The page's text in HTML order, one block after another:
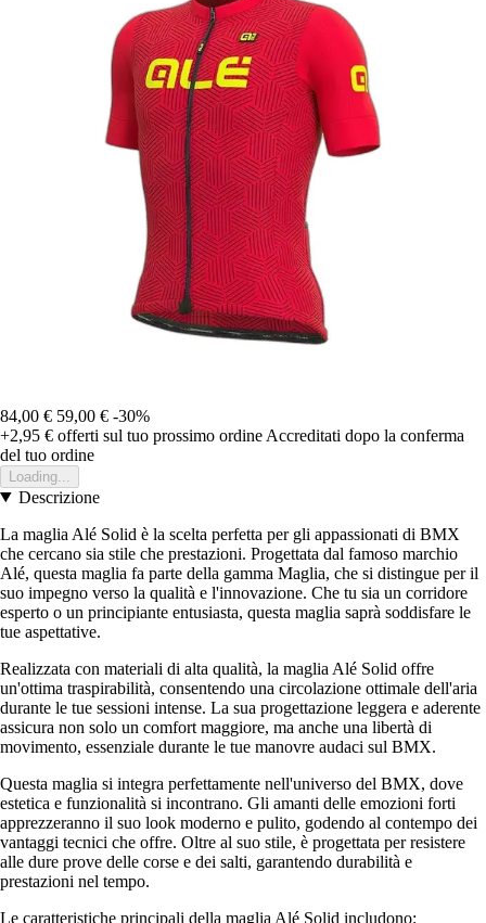
84,00 € 59,00 € -30%
+2,95 € offerti sul tuo prossimo ordine Accreditati dopo la conferma
del tuo ordine
Loading...
Descrizione
La maglia Alé Solid è la scelta perfetta per gli appassionati di BMX
che cercano sia stile che prestazioni. Progettata dal famoso marchio
Alé, questa maglia fa parte della gamma Maglia, che si distingue per il
suo impegno verso la qualità e l'innovazione. Che tu sia un corridore
esperto o un principiante entusiasta, questa maglia saprà soddisfare le
tue aspettative.
Realizzata con materiali di alta qualità, la maglia Alé Solid offre
un'ottima traspirabilità, consentendo una circolazione ottimale dell'aria
durante le tue sessioni intense. La sua progettazione leggera e aderente
assicura non solo un comfort maggiore, ma anche una libertà di
movimento, essenziale durante le tue manovre audaci sul BMX.
Questa maglia si integra perfettamente nell'universo del BMX, dove
estetica e funzionalità si incontrano. Gli amanti delle emozioni forti
apprezzeranno il suo look moderno e pulito, godendo al contempo dei
vantaggi tecnici che offre. Oltre al suo stile, è progettata per resistere
alle dure prove delle corse e dei salti, garantendo durabilità e
prestazioni nel tempo.
Le caratteristiche principali della maglia Alé Solid includono: